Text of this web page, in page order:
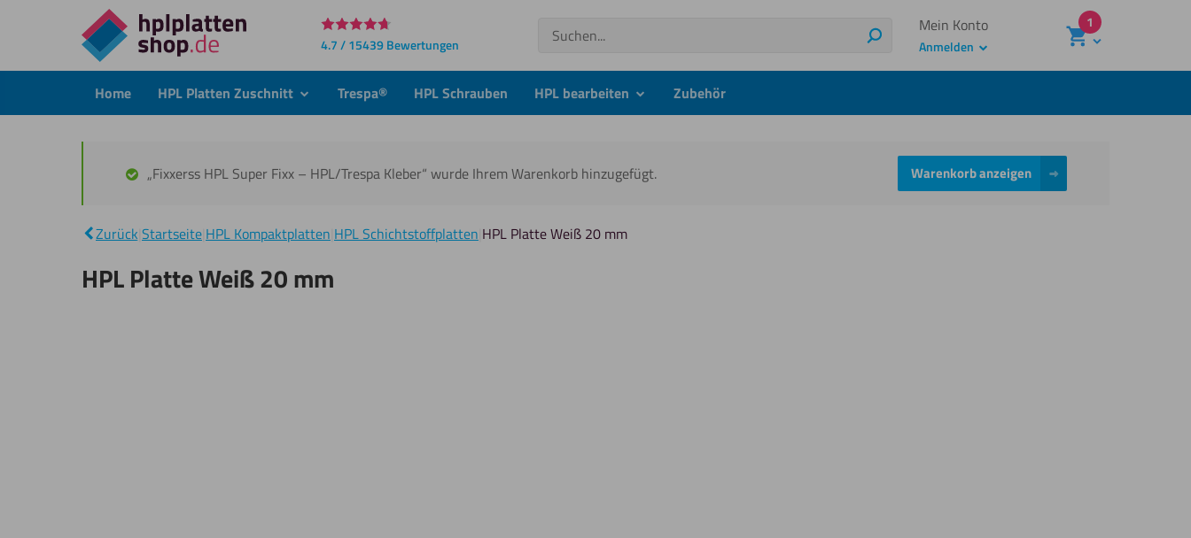
Direkt
zum
4.7 / 15439 Bewertungen
Suchen
Suchen
Mein Konto
Anmelden
1
Home HPL Platten Zuschnitt submenuTrespa® HPL Schrauben HPL bearbeiten submenuZubehör
„Fixxerss HPL Super Fixx – HPL/Trespa Kleber“ wurde Ihrem Warenkorb hinzugefügt. Warenkorb anzeigen
Zurück Startseite HPL Kompaktplatten HPL Schichtstoffplatten HPL Platte Weiß 20 mm
HPL Platte Weiß 20 mm